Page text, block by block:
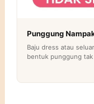
Punggung
Baju dress atau
bentuk punggung